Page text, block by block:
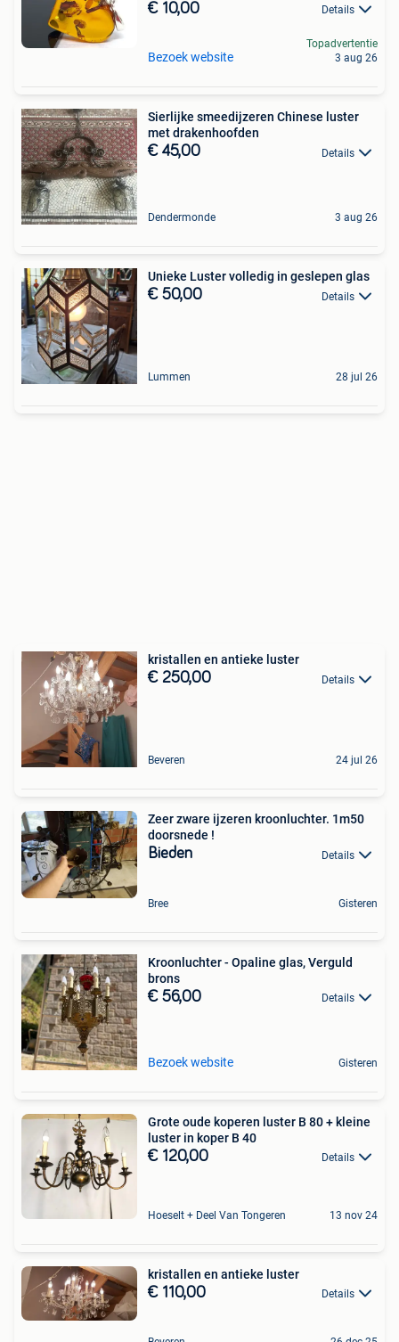
€ 10,00 Details
Bezoek website
Topadvertentie
3 aug 26
Sierlijke smeedijzeren Chinese luster
met drakenhoofden
€ 45,00 Details
Dendermonde 3 aug 26
Unieke Luster volledig in geslepen glas
€ 50,00 Details
Lummen 28 jul 26
kristallen en antieke luster
€ 250,00 Details
Beveren 24 jul 26
Zeer zware ijzeren kroonluchter. 1m50
doorsnede !
Bieden Details
Bree Gisteren
Kroonluchter - Opaline glas, Verguld
brons
€ 56,00 Details
Bezoek website Gisteren
Grote oude koperen luster B 80 + kleine
luster in koper B 40
€ 120,00 Details
Hoeselt + Deel Van Tongeren 13 nov 24
kristallen en antieke luster
€ 110,00 Details